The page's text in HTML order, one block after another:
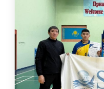
құрамы және
резиденттер.
атындағы жүрек-